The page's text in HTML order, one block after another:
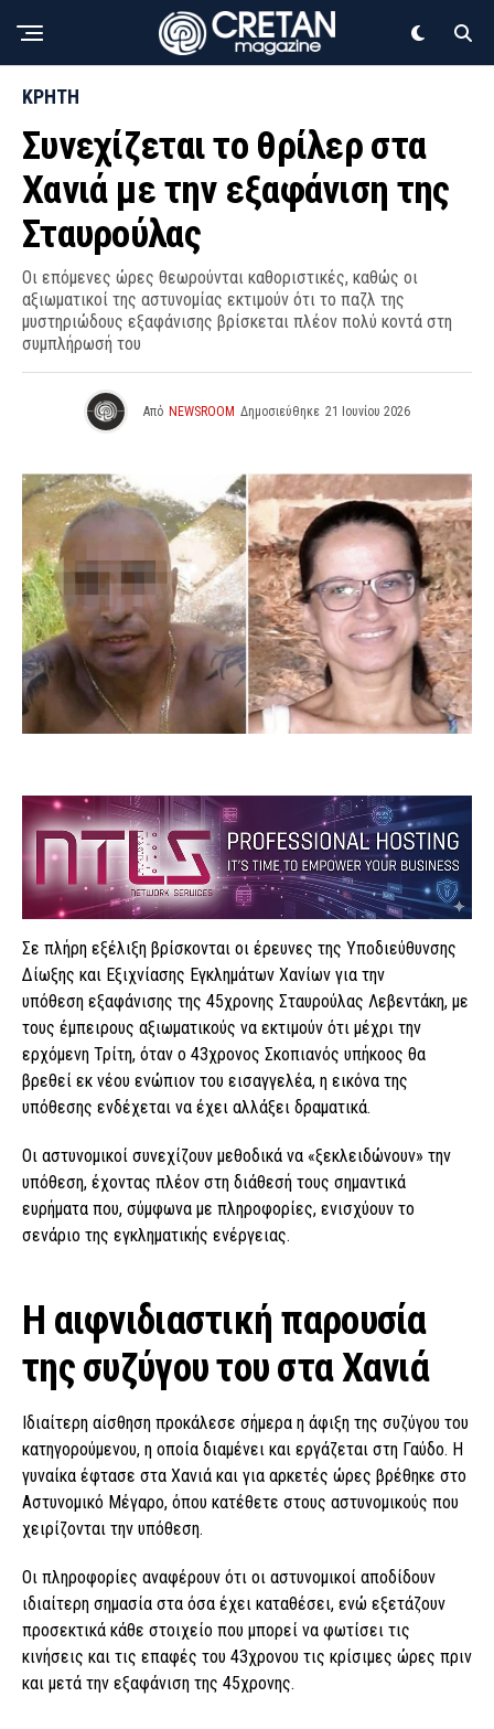
ΚΡΗΤΗ
Συνεχίζεται το θρίλερ στα
Χανιά με την εξαφάνιση της
Σταυρούλας
Οι επόμενες ώρες θεωρούνται καθοριστικές, καθώς οι
αξιωματικοί της αστυνομίας εκτιμούν ότι το παζλ της
μυστηριώδους εξαφάνισης βρίσκεται πλέον πολύ κοντά στη
συμπλήρωσή του
Από NEWSROOM Δημοσιεύθηκε 21 Ιουνίου 2026
Σε πλήρη εξέλιξη βρίσκονται οι έρευνες της Υποδιεύθυνσης
Δίωξης και Εξιχνίασης Εγκλημάτων Χανίων για την
υπόθεση εξαφάνισης της 45χρονης Σταυρούλας Λεβεντάκη, με
τους έμπειρους αξιωματικούς να εκτιμούν ότι μέχρι την
ερχόμενη Τρίτη, όταν ο 43χρονος Σκοπιανός υπήκοος θα
βρεθεί εκ νέου ενώπιον του εισαγγελέα, η εικόνα της
υπόθεσης ενδέχεται να έχει αλλάξει δραματικά.
Οι αστυνομικοί συνεχίζουν μεθοδικά να «ξεκλειδώνουν» την
υπόθεση, έχοντας πλέον στη διάθεσή τους σημαντικά
ευρήματα που, σύμφωνα με πληροφορίες, ενισχύουν το
σενάριο της εγκληματικής ενέργειας.
Η αιφνιδιαστική παρουσία
της συζύγου του στα Χανιά
Ιδιαίτερη αίσθηση προκάλεσε σήμερα η άφιξη της συζύγου του
κατηγορούμενου, η οποία διαμένει και εργάζεται στη Γαύδο. Η
γυναίκα έφτασε στα Χανιά και για αρκετές ώρες βρέθηκε στο
Αστυνομικό Μέγαρο, όπου κατέθετε στους αστυνομικούς που
χειρίζονται την υπόθεση.
Οι πληροφορίες αναφέρουν ότι οι αστυνομικοί αποδίδουν
ιδιαίτερη σημασία στα όσα έχει καταθέσει, ενώ εξετάζουν
προσεκτικά κάθε στοιχείο που μπορεί να φωτίσει τις
κινήσεις και τις επαφές του 43χρονου τις κρίσιμες ώρες πριν
και μετά την εξαφάνιση της 45χρονης.